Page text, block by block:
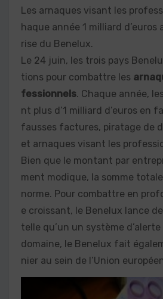
Les arnaques visant les
haque année 1 milliard d’euros
rise du Benelux.
Le 24 juin, les trois pays
tions pour combattre les
fessionnels. Chaque année,
nt plus d’1 milliard d’euros en
fausses factures, piratage de
et arnaques visant les
Bien que le montant par
ment modique, la somme
norme. Pour combattre en
e croissant, le Benelux lance
telle qu’un un système
domaine, le Benelux fait
nier au sein de l’Union